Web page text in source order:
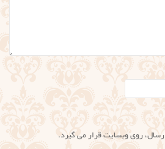
روی وبسایت قرار می گیرد.